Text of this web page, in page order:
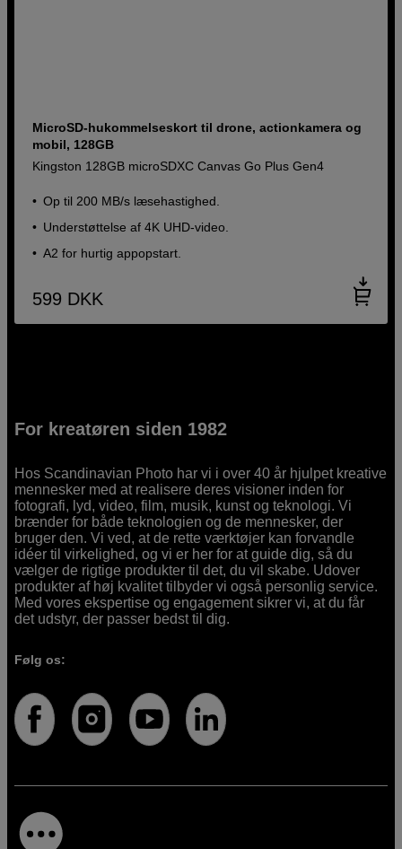
MicroSD-hukommelseskort til drone, actionkamera og
mobil, 128GB
Kingston 128GB microSDXC Canvas Go Plus Gen4
Op til 200 MB/s læsehastighed.
Understøttelse af 4K UHD-video.
A2 for hurtig appopstart.
599 DKK
For kreatøren siden 1982
Hos Scandinavian Photo har vi i over 40 år hjulpet kreative
mennesker med at realisere deres visioner inden for
fotografi, lyd, video, film, musik, kunst og teknologi. Vi
brænder for både teknologien og de mennesker, der
bruger den. Vi ved, at de rette værktøjer kan forvandle
idéer til virkelighed, og vi er her for at guide dig, så du
vælger de rigtige produkter til det, du vil skabe. Udover
produkter af høj kvalitet tilbyder vi også personlig service.
Med vores ekspertise og engagement sikrer vi, at du får
det udstyr, der passer bedst til dig.
Følg os: